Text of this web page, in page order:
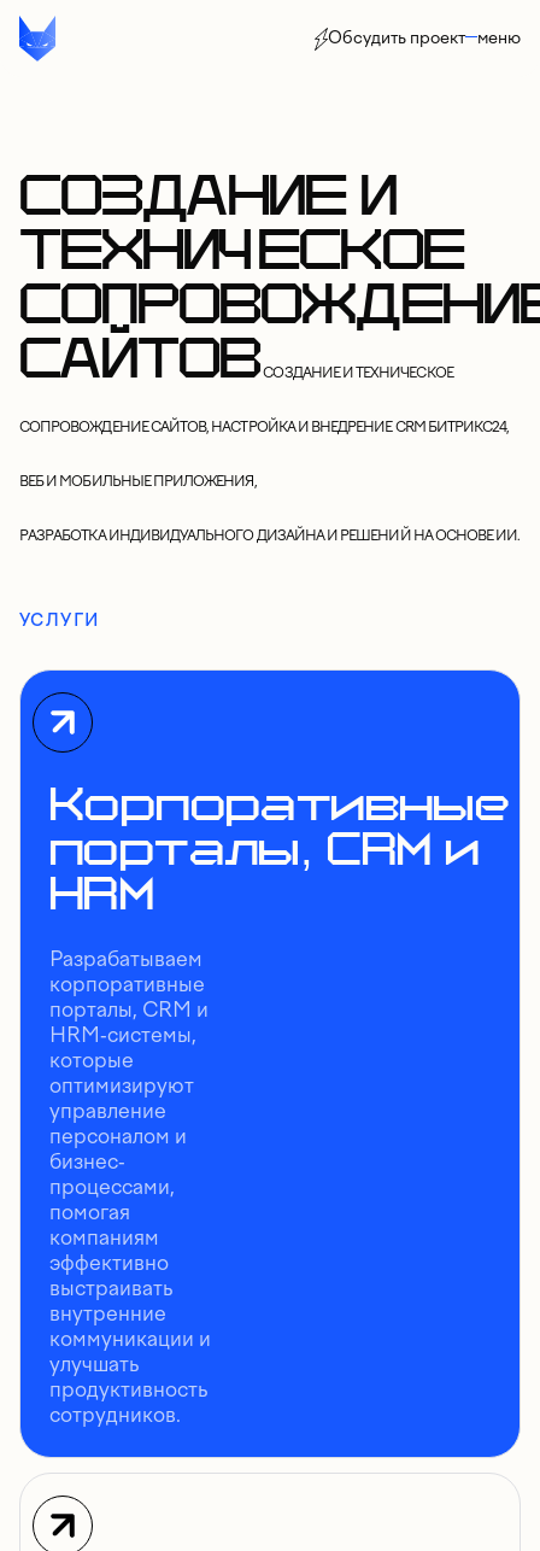
Обсудить проект меню
СОЗДАНИЕ И
ТЕХНИЧЕСКОЕ
САЙТОВСОЗДАНИЕ И ТЕХНИЧЕСКОЕ
СОПРОВОЖДЕНИЕ САЙТОВ, НАСТРОЙКА И ВНЕДРЕНИЕ CRM БИТРИКС24,
ВЕБ И МОБИЛЬНЫЕ ПРИЛОЖЕНИЯ,
РАЗРАБОТКА ИНДИВИДУАЛЬНОГО ДИЗАЙНА И РЕШЕНИЙ НА ОСНОВЕ ИИ.
УСЛУГИ
Корпоративные
порталы, CRM и
HRM
Разрабатываем
корпоративные
порталы, CRM и
HRM-системы,
которые
оптимизируют
управление
персоналом и
бизнес-
процессами,
помогая
компаниям
эффективно
выстраивать
внутренние
коммуникации и
улучшать
продуктивность
сотрудников.